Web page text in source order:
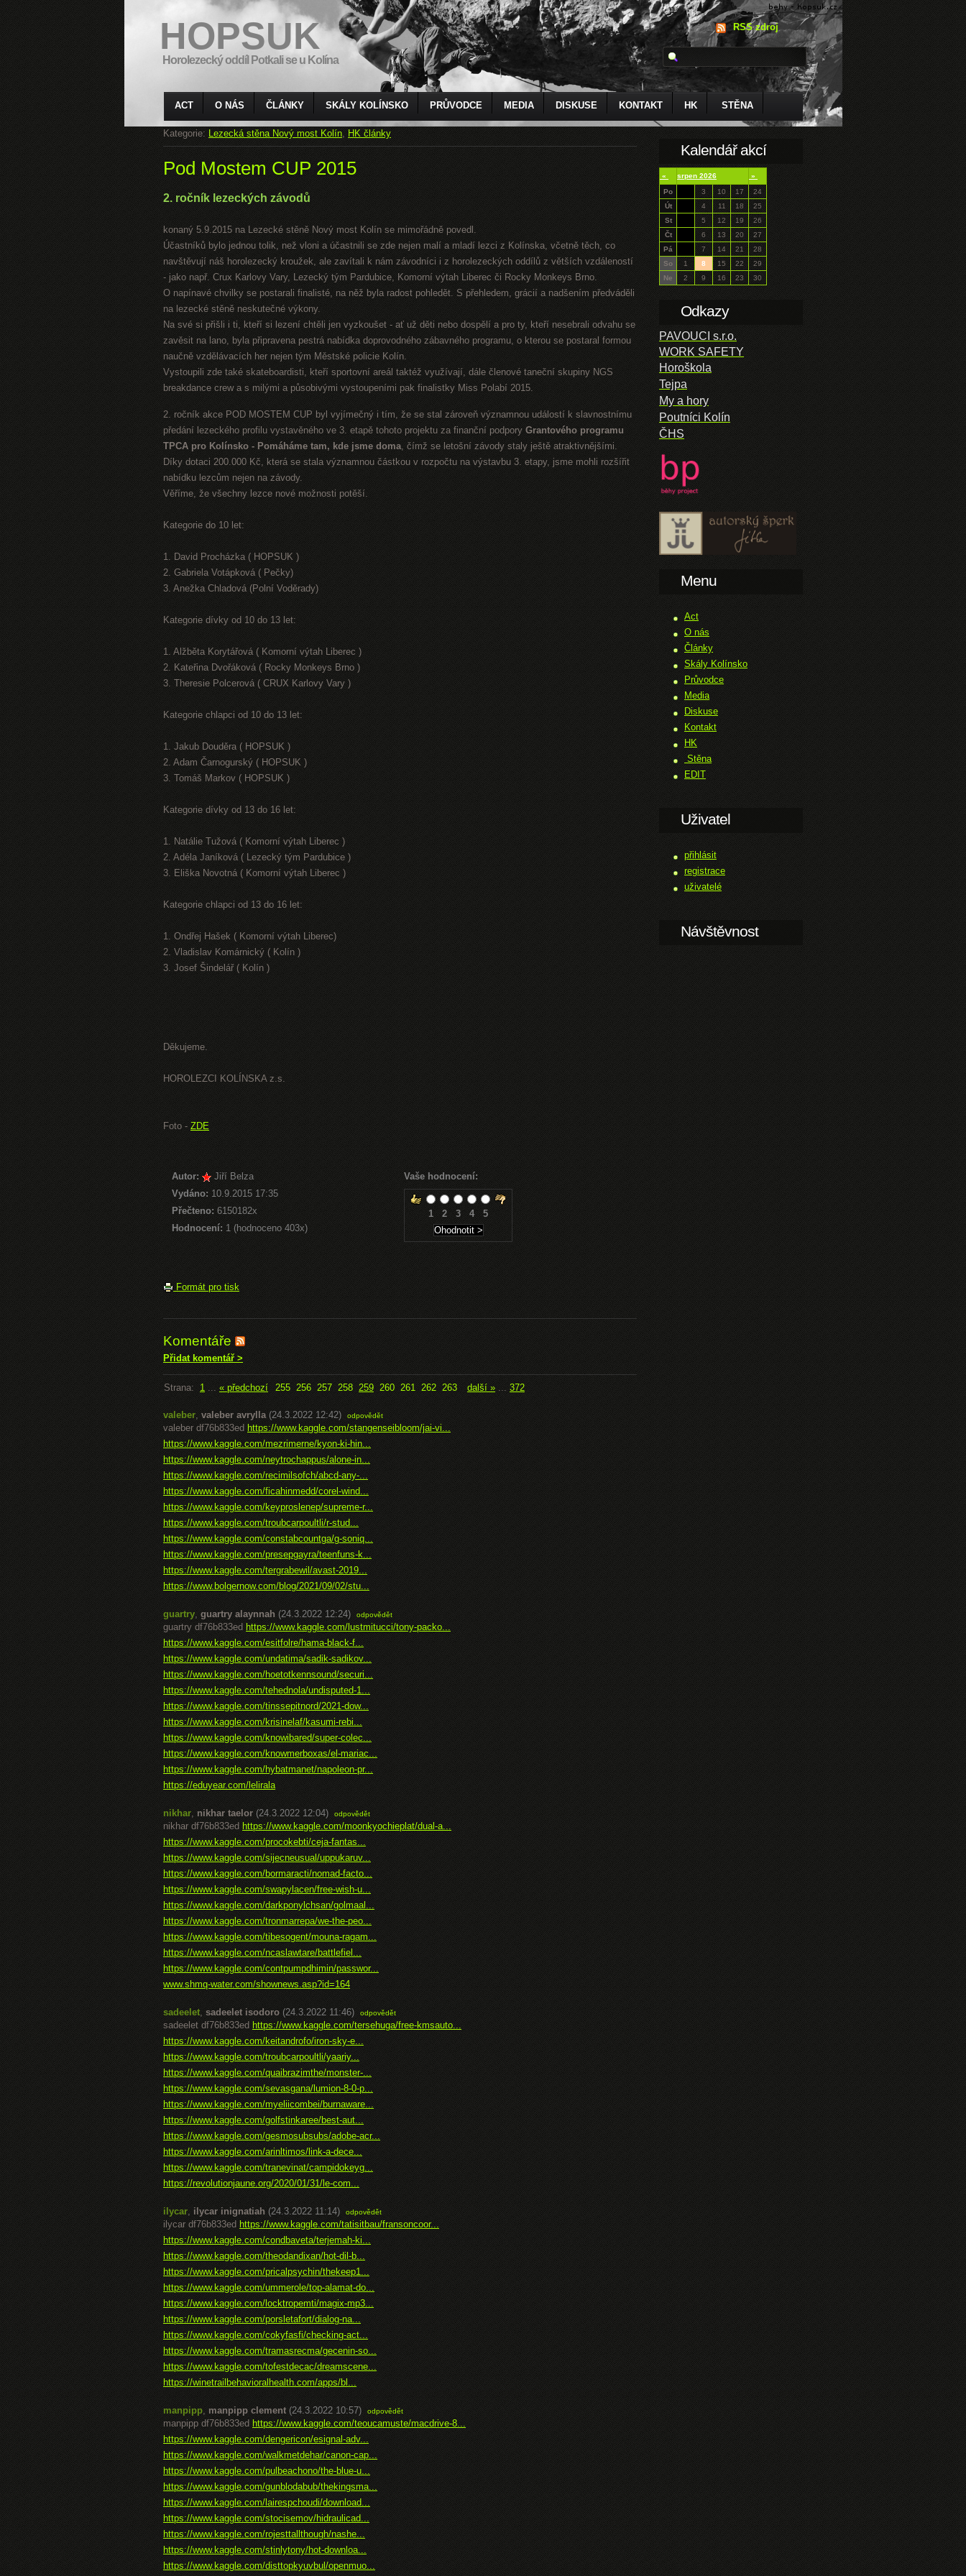
HOPSUK
Horolezecký oddíl Potkali se u Kolína
RSS zdroj
ACT O NÁS ČLÁNKY SKÁLY KOLÍNSKO PRŮVODCE MEDIA DISKUSE KONTAKT HK STĚNA
Kategorie: Lezecká stěna Nový most Kolín, HK články
Pod Mostem CUP 2015
2. ročník lezeckých závodů
konaný 5.9.2015 na Lezecké stěně Nový most Kolín se mimořádně povedl.
Účastníků bylo jednou tolik, než vloni a účastnili se zde nejen malí a mladí lezci z Kolínska, včetně těch, co
navštěvují náš horolezecký kroužek, ale zavítali k nám závodníci i z horolezeckých oddílů z větších vzdáleností
- jako např. Crux Karlovy Vary, Lezecký tým Pardubice, Komorní výtah Liberec či Rocky Monkeys Brno.
O napínavé chvilky se postarali finalisté, na něž byla radost pohledět. S přehledem, grácií a nadšením předváděli
na lezecké stěně neskutečné výkony.
Na své si přišli i ti, kteří si lezení chtěli jen vyzkoušet - ať už děti nebo dospělí a pro ty, kteří nesebrali odvahu se
zavěsit na lano, byla připravena pestrá nabídka doprovodného zábavného programu, o kterou se postaral formou
naučně vzdělávacích her nejen tým Městské policie Kolín.
Vystoupili zde také skateboardisti, kteří sportovní areál taktéž využívají, dále členové taneční skupiny NGS
breakdance crew a s milými a působivými vystoupeními pak finalistky Miss Polabí 2015.
2. ročník akce POD MOSTEM CUP byl vyjímečný i tím, že se stal zároveň významnou událostí k slavnostnímu
předání lezeckého profilu vystavěného ve 3. etapě tohoto projektu za finanční podpory Grantového programu
TPCA pro Kolínsko - Pomáháme tam, kde jsme doma, čímž se letošní závody staly ještě atraktivnějšími.
Díky dotaci 200.000 Kč, která se stala významnou částkou v rozpočtu na výstavbu 3. etapy, jsme mohli rozšířit
nabídku lezcům nejen na závody.
Věříme, že všechny lezce nové možnosti potěší.
Kategorie do 10 let:
1. David Procházka ( HOPSUK )
2. Gabriela Votápková ( Pečky)
3. Anežka Chladová (Polní Voděrady)
Kategorie dívky od 10 do 13 let:
1. Alžběta Korytářová ( Komorní výtah Liberec )
2. Kateřina Dvořáková ( Rocky Monkeys Brno )
3. Theresie Polcerová ( CRUX Karlovy Vary )
Kategorie chlapci od 10 do 13 let:
1. Jakub Douděra ( HOPSUK )
2. Adam Čarnogurský ( HOPSUK )
3. Tomáš Markov ( HOPSUK )
Kategorie dívky od 13 do 16 let:
1. Natálie Tužová ( Komorní výtah Liberec )
2. Adéla Janíková ( Lezecký tým Pardubice )
3. Eliška Novotná ( Komorní výtah Liberec )
Kategorie chlapci od 13 do 16 let:
1. Ondřej Hašek ( Komorní výtah Liberec)
2. Vladislav Komárnický ( Kolín )
3. Josef Šindelář ( Kolín )
Děkujeme.
HOROLEZCI KOLÍNSKA z.s.
Foto - ZDE
Autor:
Jiří Belza
Vydáno: 10.9.2015 17:35
Přečteno: 6150182x
Hodnocení: 1 (hodnoceno 403x)
Vaše hodnocení:
1 2 3 4 5
Formát pro tisk
Komentáře
Přidat komentář >
Strana: 1 ... « předchozí 255 256 257 258 259 260 261 262 263 další » ... 372
valeber, valeber avrylla (24.3.2022 12:42) odpovědět
valeber df76b833ed https://www.kaggle.com/stangenseibloom/jai-vi...
https://www.kaggle.com/mezrimerne/kyon-ki-hin...
https://www.kaggle.com/neytrochappus/alone-in...
https://www.kaggle.com/recimilsofch/abcd-any-...
https://www.kaggle.com/ficahinmedd/corel-wind...
https://www.kaggle.com/keyproslenep/supreme-r...
https://www.kaggle.com/troubcarpoultli/r-stud...
https://www.kaggle.com/constabcountga/g-soniq...
https://www.kaggle.com/presepgayra/teenfuns-k...
https://www.kaggle.com/tergrabewil/avast-2019...
https://www.bolgernow.com/blog/2021/09/02/stu...
guartry, guartry alaynnah (24.3.2022 12:24) odpovědět
guartry df76b833ed https://www.kaggle.com/lustmitucci/tony-packo...
https://www.kaggle.com/esitfolre/hama-black-f...
https://www.kaggle.com/undatima/sadik-sadikov...
https://www.kaggle.com/hoetotkennsound/securi...
https://www.kaggle.com/tehednola/undisputed-1...
https://www.kaggle.com/tinssepitnord/2021-dow...
https://www.kaggle.com/krisinelaf/kasumi-rebi...
https://www.kaggle.com/knowibared/super-colec...
https://www.kaggle.com/knowmerboxas/el-mariac...
https://www.kaggle.com/hybatmanet/napoleon-pr...
https://eduyear.com/lelirala
nikhar, nikhar taelor (24.3.2022 12:04) odpovědět
nikhar df76b833ed https://www.kaggle.com/moonkyochieplat/dual-a...
https://www.kaggle.com/procokebti/ceja-fantas...
https://www.kaggle.com/sijecneusual/uppukaruv...
https://www.kaggle.com/bormaracti/nomad-facto...
https://www.kaggle.com/swapylacen/free-wish-u...
https://www.kaggle.com/darkponylchsan/golmaal...
https://www.kaggle.com/tronmarrepa/we-the-peo...
https://www.kaggle.com/tibesogent/mouna-ragam...
https://www.kaggle.com/ncaslawtare/battlefiel...
https://www.kaggle.com/contpumpdhimin/passwor...
www.shmq-water.com/shownews.asp?id=164
sadeelet, sadeelet isodoro (24.3.2022 11:46) odpovědět
sadeelet df76b833ed https://www.kaggle.com/tersehuga/free-kmsauto...
https://www.kaggle.com/keitandrofo/iron-sky-e...
https://www.kaggle.com/troubcarpoultli/yaariy...
https://www.kaggle.com/quaibrazimthe/monster-...
https://www.kaggle.com/sevasgana/lumion-8-0-p...
https://www.kaggle.com/myeliicombei/burnaware...
https://www.kaggle.com/golfstinkaree/best-aut...
https://www.kaggle.com/gesmosubsubs/adobe-acr...
https://www.kaggle.com/arinltimos/link-a-dece...
https://www.kaggle.com/tranevinat/campidokeyg...
https://revolutionjaune.org/2020/01/31/le-com...
ilycar, ilycar inignatiah (24.3.2022 11:14) odpovědět
ilycar df76b833ed https://www.kaggle.com/tatisitbau/fransoncoor...
https://www.kaggle.com/condbaveta/terjemah-ki...
https://www.kaggle.com/theodandixan/hot-dil-b...
https://www.kaggle.com/pricalpsychin/thekeep1...
https://www.kaggle.com/ummerole/top-alamat-do...
https://www.kaggle.com/locktropemti/magix-mp3...
https://www.kaggle.com/porsletafort/dialog-na...
https://www.kaggle.com/cokyfasfi/checking-act...
https://www.kaggle.com/tramasrecma/gecenin-so...
https://www.kaggle.com/tofestdecac/dreamscene...
https://winetrailbehavioralhealth.com/apps/bl...
manpipp, manpipp clement (24.3.2022 10:57) odpovědět
manpipp df76b833ed https://www.kaggle.com/teoucamuste/macdrive-8...
https://www.kaggle.com/dengericon/esignal-adv...
https://www.kaggle.com/walkmetdehar/canon-cap...
https://www.kaggle.com/pulbeachono/the-blue-u...
https://www.kaggle.com/gunblodabub/thekingsma...
https://www.kaggle.com/lairespchoudi/download...
https://www.kaggle.com/stocisemov/hidraulicad...
https://www.kaggle.com/rojesttallthough/nashe...
https://www.kaggle.com/stinlytony/hot-downloa...
https://www.kaggle.com/disttopkyuvbul/openmuo...
Kalendář akcí
« srpen 2026
»
Po
3 10 17
24
Út
4 11 18
25
St
5 12 19
26
Čt
6 13 20
27
Pá
7 14 21
28
So
1 8 15 22
29
Ne
2 9 16 23 30
Odkazy
PAVOUCI s.r.o.
WORK SAFETY
Horoškola
Tejpa
My a hory
Poutníci Kolín
ČHS
Menu
Act
O nás
Články
Skály Kolínsko
Průvodce
Media
Diskuse
Kontakt
HK
Stěna
EDIT
Uživatel
přihlásit
registrace
uživatelé
Návštěvnost